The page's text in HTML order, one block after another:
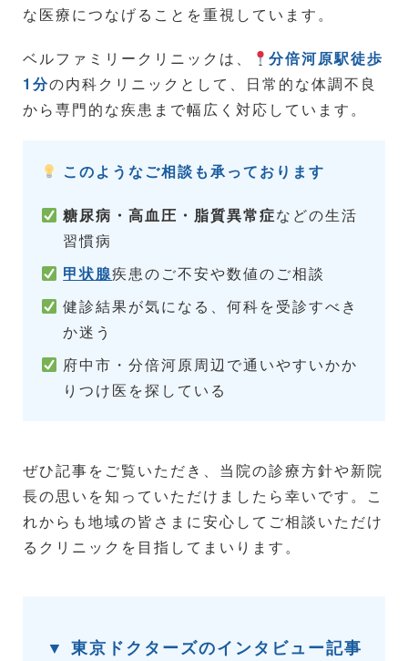
な医療につなげることを重視しています。
ベルファミリークリニックは、
分倍河原駅徒歩
1分の内科クリニックとして、日常的な体調不良
から専門的な疾患まで幅広く対応しています。
このようなご相談も承っております
糖尿病・高血圧・脂質異常症などの生活
習慣病
甲状腺疾患のご不安や数値のご相談
健診結果が気になる、何科を受診すべき
か迷う
府中市・分倍河原周辺で通いやすいかか
りつけ医を探している
ぜひ記事をご覧いただき、当院の診療方針や新院
長の思いを知っていただけましたら幸いです。こ
れからも地域の皆さまに安心してご相談いただけ
るクリニックを目指してまいります。
▼ 東京ドクターズのインタビュー記事